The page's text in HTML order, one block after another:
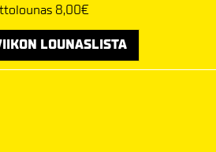
8,00€
LOUNASLISTA